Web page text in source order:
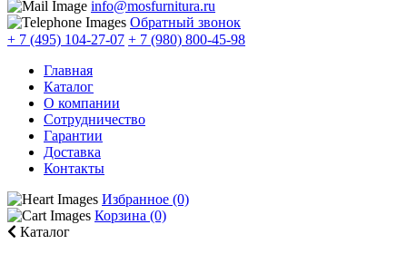
info@mosfurnitura.ru
Обратный звонок
+ 7 (495) 104-27-07 + 7 (980) 800-45-98
Главная
Каталог
О компании
Сотрудничество
Гарантии
Доставка
Контакты
Избранное (0)
Корзина (0)
Каталог